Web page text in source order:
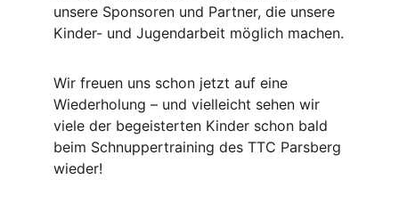
unsere Sponsoren und Partner, die unsere
Kinder- und Jugendarbeit möglich machen.
Wir freuen uns schon jetzt auf eine
Wiederholung – und vielleicht sehen wir
viele der begeisterten Kinder schon bald
beim Schnuppertraining des TTC Parsberg
wieder!